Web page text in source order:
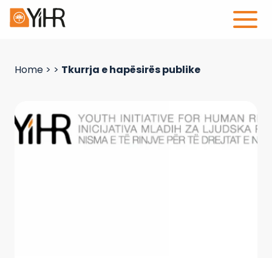
Home > > Tkurrja e hapësirës publike